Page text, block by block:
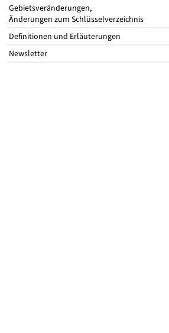
Gebietsveränderungen,
Änderungen zum Schlüsselverzeichnis
Definitionen und Erläuterungen
Newsletter